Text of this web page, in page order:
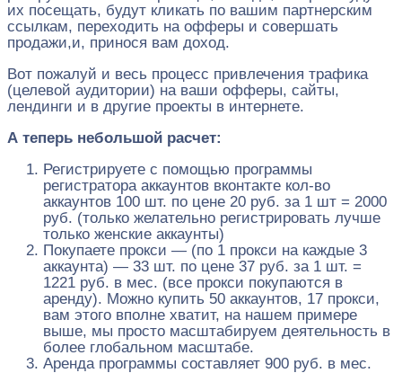
их посещать, будут кликать по вашим партнерским
ссылкам, переходить на офферы и совершать
продажи,и, принося вам доход.
Вот пожалуй и весь процесс привлечения трафика
(целевой аудитории) на ваши офферы, сайты,
лендинги и в другие проекты в интернете.
А теперь небольшой расчет:
Регистрируете с помощью программы
регистратора аккаунтов вконтакте кол-во
аккаунтов 100 шт. по цене 20 руб. за 1 шт = 2000
руб. (только желательно регистрировать лучше
только женские аккаунты)
Покупаете прокси — (по 1 прокси на каждые 3
аккаунта) — 33 шт. по цене 37 руб. за 1 шт. =
1221 руб. в мес. (все прокси покупаются в
аренду). Можно купить 50 аккаунтов, 17 прокси,
вам этого вполне хватит, на нашем примере
выше, мы просто масштабируем деятельность в
более глобальном масштабе.
Аренда программы составляет 900 руб. в мес.